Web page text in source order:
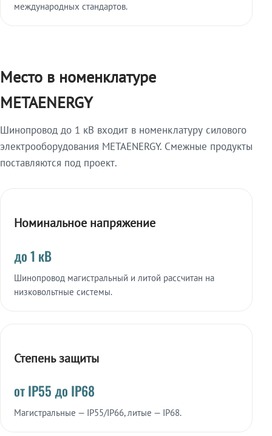
международных стандартов.
Место в номенклатуре
METAENERGY
Шинопровод до 1 кВ входит в номенклатуру силового
электрооборудования METAENERGY. Смежные продукты
поставляются под проект.
Номинальное напряжение
до 1 кВ
Шинопровод магистральный и литой рассчитан на
низковольтные системы.
Степень защиты
от IP55 до IP68
Магистральные — IP55/IP66, литые — IP68.